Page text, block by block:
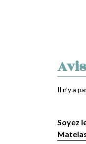
Avis
Il n’y a
Soyez